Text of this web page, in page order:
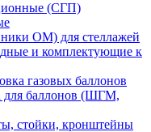
(СГП)
ОМ) для стеллажей
и комплектующие к
газовых баллонов
баллонов (ШГМ,
стойки, кронштейны